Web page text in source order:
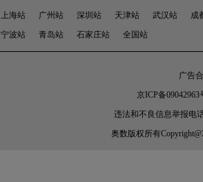
上海站 广州站 深圳站 天津站 武汉站
成
宁波站 青岛站 石家庄站 全国站
广告
京ICP备09042963
违法和不良信息举报电
奥数 版权所有